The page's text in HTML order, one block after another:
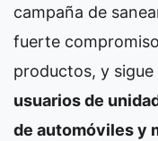
campaña de
fuerte
productos, y sigue
usuarios de
de automóviles y